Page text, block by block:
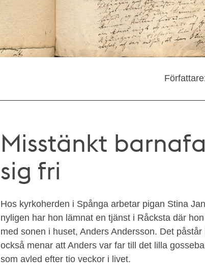
Misstänkt
sig fri
Hos kyrkoherden i Spånga arbetar pigan Stina
nyligen har hon lämnat en tjänst i Råcksta där
med sonen i huset, Anders Andersson. Det
också menar att Anders var far till det lilla
som avled efter tio veckor i livet.